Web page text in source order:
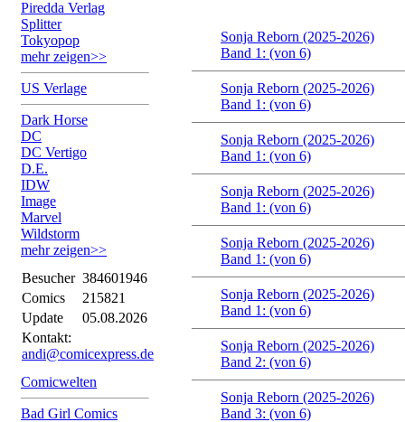
Piredda Verlag
Splitter
Tokyopop
mehr zeigen>>
US Verlage
Dark Horse
DC
DC Vertigo
D.E.
IDW
Image
Marvel
Wildstorm
mehr zeigen>>
Besucher 384601946
Comics
215821
Update
05.08.2026
Kontakt:
andi@comicexpress.de
Comicwelten
Bad Girl Comics
Sonja Reborn (2025-2026)
Band 1: (von 6)
Sonja Reborn (2025-2026)
Band 1: (von 6)
Sonja Reborn (2025-2026)
Band 1: (von 6)
Sonja Reborn (2025-2026)
Band 1: (von 6)
Sonja Reborn (2025-2026)
Band 1: (von 6)
Sonja Reborn (2025-2026)
Band 1: (von 6)
Sonja Reborn (2025-2026)
Band 2: (von 6)
Sonja Reborn (2025-2026)
Band 3: (von 6)